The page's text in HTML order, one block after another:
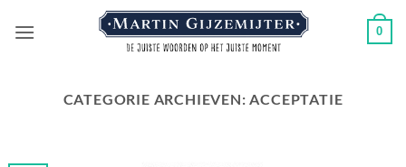
naar
0
CATEGORIE ARCHIEVEN:ACCEPTATIE